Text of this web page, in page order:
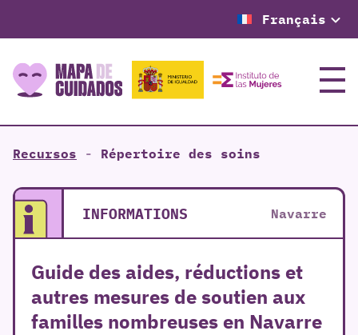
Français
Menu
Recursos - Répertoire des soins
INFORMATIONS Navarre
Guide des aides, réductions et
autres mesures de soutien aux
familles nombreuses en Navarre